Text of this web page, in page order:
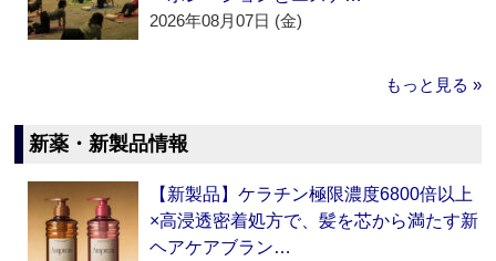
2026年08月07日 (金)
もっと見る »
新薬・新製品情報
【新製品】ケラチン極限濃度6800倍以上
×高浸透密着処方で、髪を芯から満たす新
ヘアケアブラン…